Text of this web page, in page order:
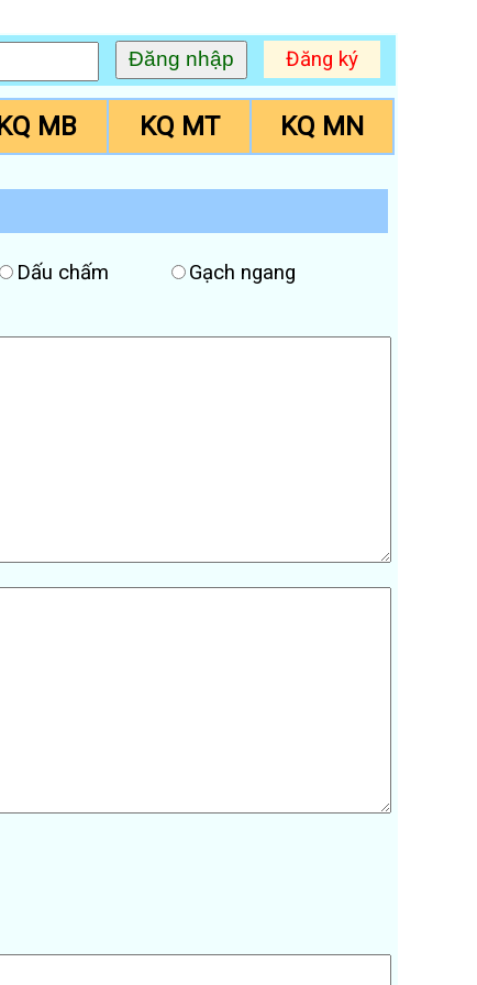
Đăng ký
KQ MB KQ MT KQ MN
Dấu chấm Gạch ngang